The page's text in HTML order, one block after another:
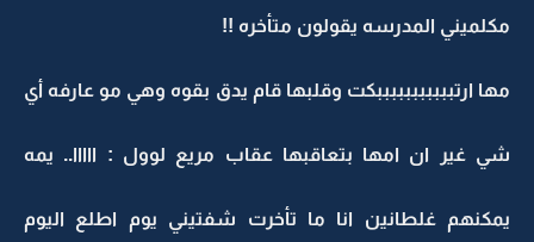
مكلميني المدرسه يقولون متأخره !!
مها ارتبببببببببببكت وقلبها قام يدق بقوه وهي مو عارفه أي
شي غير ان امها بتعاقبها عقاب مريع لوول : ااااا.. يمه
يمكنهم غلطانين انا ما تأخرت شفتيني يوم اطلع اليوم